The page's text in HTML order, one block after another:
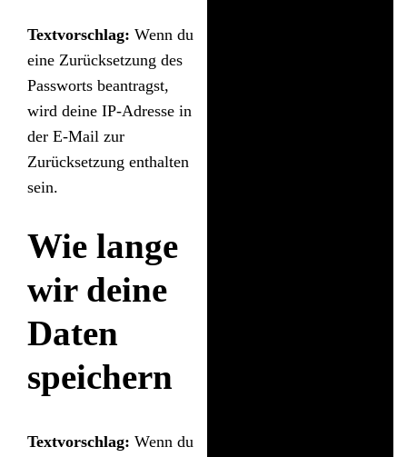
Textvorschlag: Wenn du
eine Zurücksetzung des
Passworts beantragst,
wird deine IP-Adresse in
der E-Mail zur
Zurücksetzung enthalten
sein.
Wie lange
wir deine
Daten
speichern
Textvorschlag: Wenn du